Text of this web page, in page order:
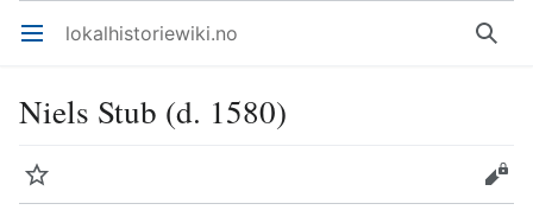
Åpne hovedmenyen lokalhistoriewiki.no Søk
Niels Stub (d. 1580)
Overvåk
Rediger